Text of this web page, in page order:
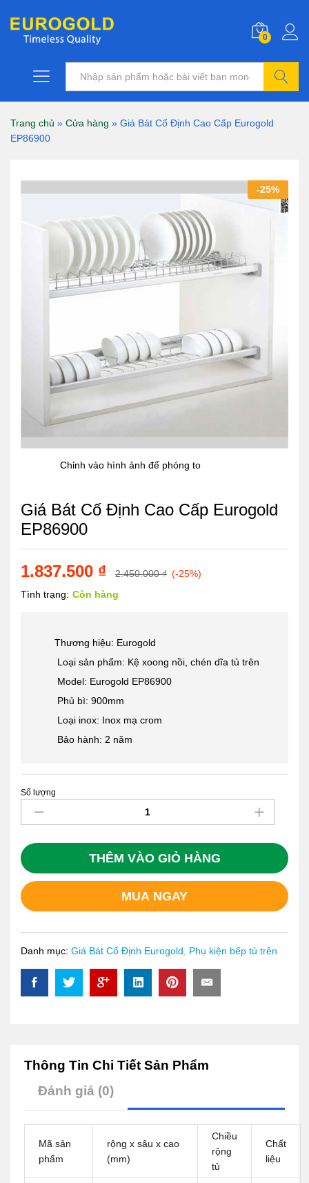
0
Trang chủ » Cửa hàng » Giá Bát Cố Định Cao Cấp Eurogold
EP86900
-25%
Chỉnh vào hình ảnh để phóng to
Giá Bát Cố Định Cao Cấp Eurogold
EP86900
1.837.500 ₫ 2.450.000₫ (-25%)
Tình trạng: Còn hàng
Thương hiệu: Eurogold
Loại sản phẩm: Kệ xoong nồi, chén dĩa tủ trên
Model: Eurogold EP86900
Phủ bì: 900mm
Loại inox: Inox mạ crom
Bảo hành: 2 năm
Giá
Cố
Định
Cao
Cấp
Eurogold
EP86900
Số lượng
THÊM VÀO GIỎ HÀNG
MUA NGAY
Danh mục: Giá Bát Cố Định Eurogold, Phụ kiện bếp tủ trên
Thông Tin Chi Tiết Sản Phẩm
Đánh giá (0)
Mã sản
phẩm
rộng x sâu x cao
(mm)
Chiều
rộng
tủ
Chất
liệu